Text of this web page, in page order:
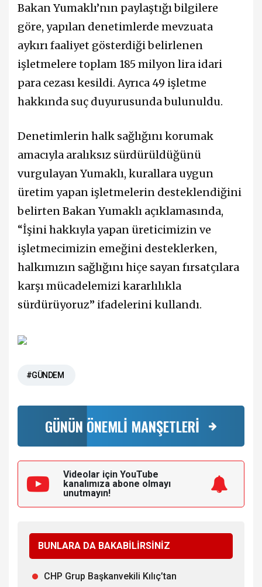
Bakan Yumaklı’nın paylaştığı bilgilere
göre, yapılan denetimlerde mevzuata
aykırı faaliyet gösterdiği belirlenen
işletmelere toplam 185 milyon lira idari
para cezası kesildi. Ayrıca 49 işletme
hakkında suç duyurusunda bulunuldu.
Denetimlerin halk sağlığını korumak
amacıyla aralıksız sürdürüldüğünü
vurgulayan Yumaklı, kurallara uygun
üretim yapan işletmelerin desteklendiğini
belirten Bakan Yumaklı açıklamasında,
“İşini hakkıyla yapan üreticimizin ve
işletmecimizin emeğini desteklerken,
halkımızın sağlığını hiçe sayan fırsatçılara
karşı mücadelemizi kararlılıkla
sürdürüyoruz” ifadelerini kullandı.
#GÜNDEM
GÜNÜN ÖNEMLİ MANŞETLERİ
Videolar için YouTube
kanalımıza abone olmayı
unutmayın!
BUNLARA DA BAKABİLİRSİNİZ
CHP Grup Başkanvekili Kılıç’tan